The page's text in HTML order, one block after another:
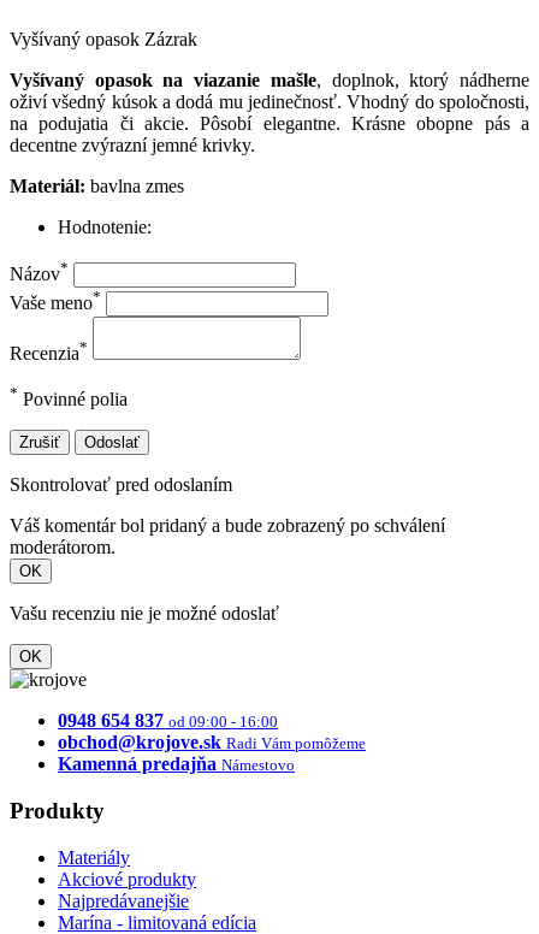
Vyšívaný opasok Zázrak
Vyšívaný opasok na viazanie mašle, doplnok, ktorý nádherne
oživí všedný kúsok a dodá mu jedinečnosť. Vhodný do spoločnosti,
na podujatia či akcie. Pôsobí elegantne. Krásne obopne pás a
decentne zvýrazní jemné krivky.
Materiál: bavlna zmes
Hodnotenie:
Názov*
Vaše meno*
Recenzia*
* Povinné polia
Zrušiť Odoslať
Skontrolovať pred odoslaním
Váš komentár bol pridaný a bude zobrazený po schválení
moderátorom.
OK
Vašu recenziu nie je možné odoslať
OK
0948 654 837 od 09:00 - 16:00
obchod@krojove.sk Radi Vám pomôžeme
Kamenná predajňa Námestovo
Produkty
Materiály
Akciové produkty
Najpredávanejšie
Marína - limitovaná edícia